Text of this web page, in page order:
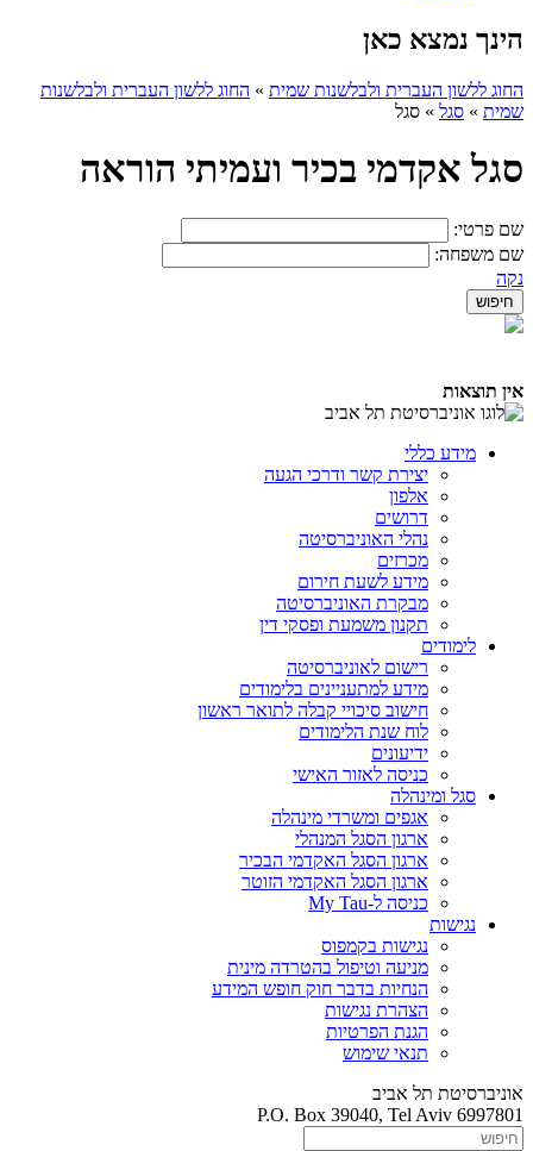
הינך נמצא כאן
החוג ללשון העברית ולבלשנות שמית » החוג ללשון העברית ולבלשנות
שמית » סגל » סגל
סגל אקדמי בכיר ועמיתי הוראה
שם פרטי:
שם משפחה:
נקה
אין תוצאות
מידע כללי
יצירת קשר ודרכי הגעה
אלפון
דרושים
נהלי האוניברסיטה
מכרזים
מידע לשעת חירום
מבקרת האוניברסיטה
תקנון משמעת ופסקי דין
לימודים
רישום לאוניברסיטה
מידע למתעניינים בלימודים
חישוב סיכויי קבלה לתואר ראשון
לוח שנת הלימודים
ידיעונים
כניסה לאזור האישי
סגל ומינהלה
אגפים ומשרדי מינהלה
ארגון הסגל המנהלי
ארגון הסגל האקדמי הבכיר
ארגון הסגל האקדמי הזוטר
כניסה ל-My Tau
נגישות
נגישות בקמפוס
מניעה וטיפול בהטרדה מינית
הנחיות בדבר חוק חופש המידע
הצהרת נגישות
הגנת הפרטיות
תנאי שימוש
אוניברסיטת תל אביב
P.O. Box 39040, Tel Aviv 6997801